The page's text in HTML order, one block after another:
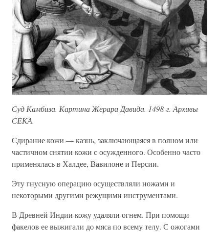
Суд Камбиза. Картина Жерара Давида. 1498 г. Архивы
СЕКА.
Сдирание кожи — казнь, заключающаяся в полном или
частичном снятии кожи с осужденного. Особенно часто
применялась в Халдее, Вавилоне и Персии.
Эту гнусную операцию осуществляли ножами и
некоторыми другими режущими инструментами.
В Древней Индии кожу удаляли огнем. При помощи
факелов ее выжигали до мяса по всему телу. С ожогами